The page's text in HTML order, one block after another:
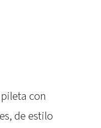
con
de estilo